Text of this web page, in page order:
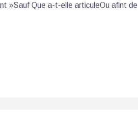
»Sauf Que a-t-elle articuleOu afint de